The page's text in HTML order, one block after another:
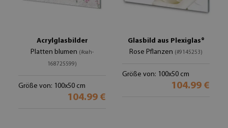
Acrylglasbilder
Platten blumen (#oah-
168725599)
Größe von: 100x50 cm
104.99 €
Glasbild aus Plexiglas®
Rose Pflanzen (#9145253)
Größe von: 100x50 cm
104.99 €